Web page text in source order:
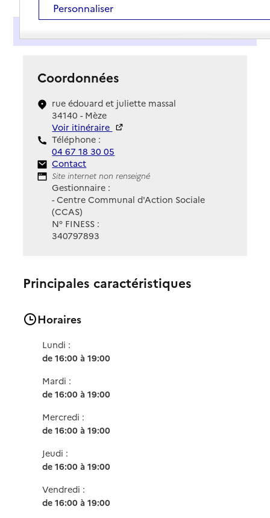
Coordonnées
rue édouard et juliette massal
34140 - Mèze
Voir itinéraire
Téléphone :
04 67 18 30 05
Contact
Contact
Site Internet
Site internet non renseigné
Gestionnaire :
- Centre Communal d'Action Sociale
(CCAS)
N° FINESS :
340797893
Principales caractéristiques
Horaires
Lundi :
de 16:00 à 19:00
Mardi :
de 16:00 à 19:00
Mercredi :
de 16:00 à 19:00
Jeudi :
de 16:00 à 19:00
Vendredi :
de 16:00 à 19:00
Personnaliser